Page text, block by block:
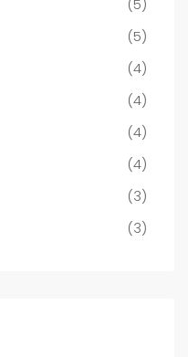
(5)
(5)
(4)
(4)
(4)
(4)
(3)
(3)